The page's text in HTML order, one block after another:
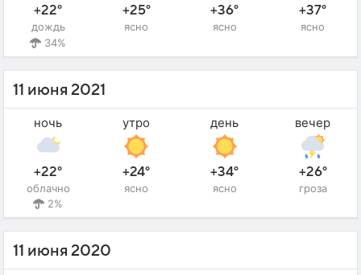
+22°
дождь
34%
+25°
ясно
+36°
ясно
+37°
ясно
11 июня 2021
ночь
+22°
облачно
2%
утро
+24°
ясно
день
+34°
ясно
вечер
+26°
гроза
11 июня 2020